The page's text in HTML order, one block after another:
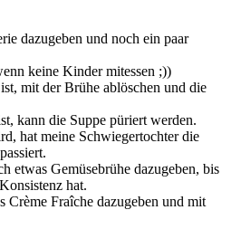
dazugeben und noch ein paar
keine Kinder mitessen ;))
mit der Brühe ablöschen und die
kann die Suppe püriert werden.
hat meine Schwiegertochter die
etwas Gemüsebrühe dazugeben, bis
hat.
Crème Fraîche dazugeben und mit